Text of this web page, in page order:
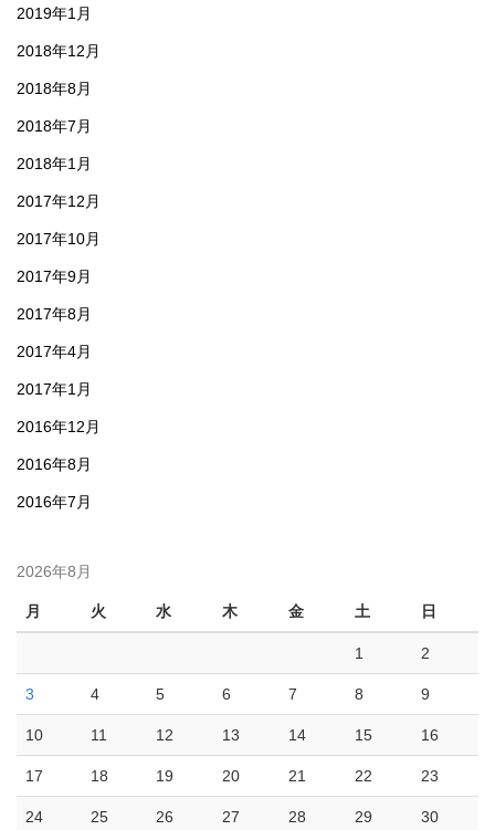
2019年1月
2018年12月
2018年8月
2018年7月
2018年1月
2017年12月
2017年10月
2017年9月
2017年8月
2017年4月
2017年1月
2016年12月
2016年8月
2016年7月
2026年8月
月 火 水 木 金 土 日
1 2
3 4 5 6 7 8 9
10 11 12 13 14 15 16
17 18 19 20 21 22 23
24 25 26 27 28 29 30